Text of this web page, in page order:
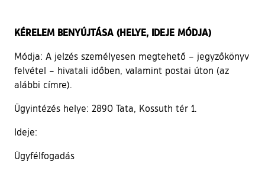
KÉRELEM BENYÚJTÁSA (HELYE, IDEJE MÓDJA)
Módja: A jelzés személyesen megtehető – jegyzőkönyv
felvétel – hivatali időben, valamint postai úton (az
alábbi címre).
Ügyintézés helye: 2890 Tata, Kossuth tér 1.
Ideje:
Ügyfélfogadás